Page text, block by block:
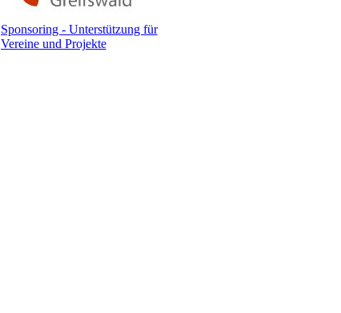
Sponsoring - Unterstützung für
Vereine und Projekte